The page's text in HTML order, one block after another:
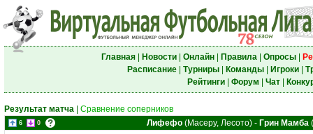
Главная| Новости| Онлайн| Правила| Опросы|
Расписание| Турниры| Команды| Игроки|
Рейтинги| Форум Чат|
Результат матча Сравнение соперников
6 0 Лифефо(Масеру, Лесото)- Грин Мамба